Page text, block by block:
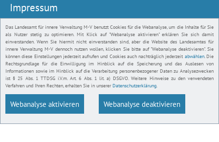
Das Landesamt für innere Verwaltung M-V benutzt Cookies für die Webanalyse, um die Inhalte für Sie
als Nutzer stetig zu optimieren. Mit Klick auf "Webanalyse aktivieren" erklären Sie sich damit
einverstanden. Wenn Sie hiermit nicht einverstanden sind, aber die Website des Landesamtes für
innere Verwaltung M-V dennoch nutzen wollen, klicken Sie bitte auf "Webanalyse deaktivieren". Sie
können diese Einstellungen jederzeit aufrufen und Cookies auch nachträglich jederzeit abwählen. Die
Rechtsgrundlage für die Einwilligung im Hinblick auf die Speicherung und das Auslesen von
Informationen sowie im Hinblick auf die Verarbeitung personenbezogener Daten zu Analysezwecken
ist § 25 Abs. 1 TTDSG i.V.m. Art. 6 Abs. 1 lit. a) DSGVO. Weitere Hinweise zu den verwendeten
Verfahren und Ihren Rechten, erhalten Sie in unsererDatenschutzerklärung.
Webanalyse aktivieren Webanalyse deaktivieren
Impressum
Angaben zum Anbieter
Barrierefreiheit
Gebärdensprache
Bildnachweise
Datenschutz